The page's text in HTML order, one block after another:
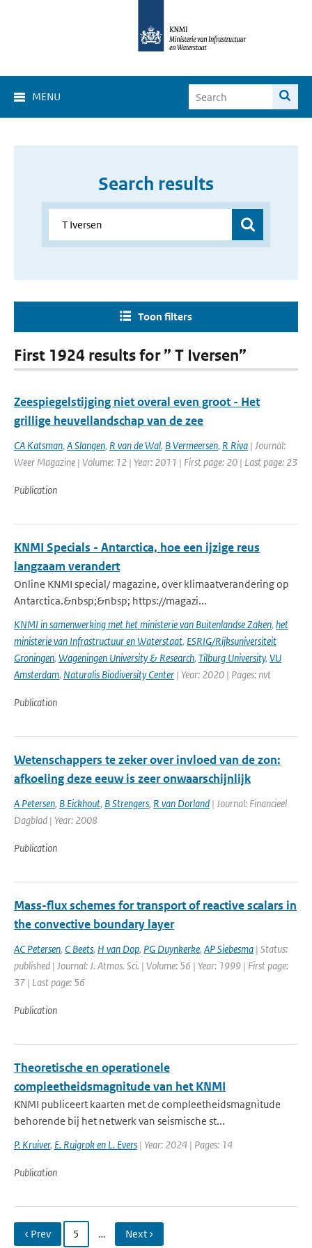
MENU
Search results
Toon filters
First 1924 results for ” T Iversen”
Zeespiegelstijging niet overal even groot - Het
grillige heuvellandschap van de zee
CA Katsman, A Slangen, R van de Wal, B Vermeersen, R Riva | Journal:
Weer Magazine | Volume: 12 | Year: 2011 | First page: 20 | Last page: 23
Publication
KNMI Specials - Antarctica, hoe een ijzige reus
langzaam verandert
Online KNMI special/ magazine, over klimaatverandering op
Antarctica.&nbsp;&nbsp; https://magazi...
KNMI in samenwerking met het ministerie van Buitenlandse Zaken, het
ministerie van Infrastructuur en Waterstaat, ESRIG/Rijksuniversiteit
Groningen, Wageningen University & Research, Tilburg University, VU
Amsterdam, Naturalis Biodiversity Center | Year: 2020 | Pages: nvt
Publication
Wetenschappers te zeker over invloed van de zon:
afkoeling deze eeuw is zeer onwaarschijnlijk
A Petersen, B Eickhout, B Strengers, R van Dorland | Journal: Financieel
Dagblad | Year: 2008
Publication
Mass-flux schemes for transport of reactive scalars in
the convective boundary layer
AC Petersen, C Beets, H van Dop, PG Duynkerke, AP Siebesma | Status:
published | Journal: J. Atmos. Sci. | Volume: 56 | Year: 1999 | First page:
37 | Last page: 56
Publication
Theoretische en operationele
compleetheidsmagnitude van het KNMI
KNMI publiceert kaarten met de compleetheidsmagnitude
behorende bij het netwerk van seismische st...
P. Kruiver, E. Ruigrok en L. Evers | Year: 2024 | Pages: 14
Publication
‹ Prev 5 … Next ›